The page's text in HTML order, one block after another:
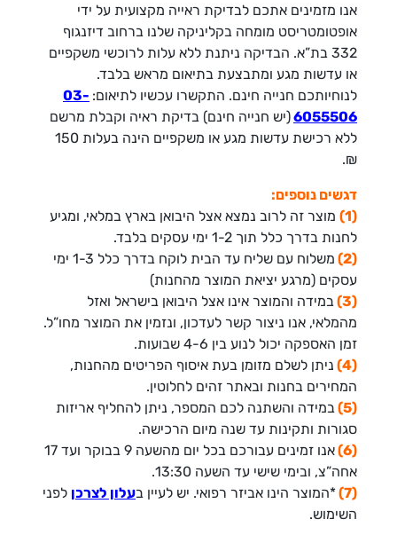
אנו מזמינים אתכם לבדיקת ראייה מקצועית על ידי
אופטומטריסט מומחה בקליניקה שלנו ברחוב דיזנגוף
332 בת”א. הבדיקה ניתנת ללא עלות לרוכשי משקפיים
או עדשות מגע ומתבצעת בתיאום מראש בלבד.
לנוחיותכם חנייה חינם. התקשרו עכשיו לתיאום: 03-
6055506(יש חנייה חינם) בדיקת ראיה וקבלת מרשם
ללא רכישת עדשות מגע או משקפיים הינה בעלות 150
₪.
דגשים נוספים:
(1)
מוצר זה לרוב נמצא אצל היבואן בארץ במלאי, ומגיע
לחנות בדרך כלל תוך 1-2 ימי עסקים בלבד.
(2)
משלוח עם שליח עד הבית לוקח בדרך כלל 1-3 ימי
עסקים (מרגע יציאת המוצר מהחנות)
(3)
במידה והמוצר אינו אצל היבואן בישראל ואזל
מהמלאי, אנו ניצור קשר לעדכון, ונזמין את המוצר מחו”ל.
זמן האספקה יכול לנוע בין 4-6 שבועות.
(4)
ניתן לשלם מזומן בעת איסוף הפריטים מהחנות,
המחירים בחנות ובאתר זהים לחלוטין.
(5)
במידה והשתנה לכם המספר, ניתן להחליף אריזות
סגורות ותקינות עד שנה מיום הרכישה.
(6)
אנו זמינים עבורכם בכל יום מהשעה 9 בבוקר ועד 17
אחה”צ, ובימי שישי עד השעה 13:30.
(7)
*המוצר הינו אביזר רפואי. יש לעיין בעלון לצרכן לפני
השימוש.